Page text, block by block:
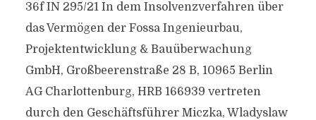
36f IN 295/21 In dem Insolvenzverfahren über
das Vermögen der Fossa Ingenieurbau,
Projektentwicklung & Bauüberwachung
GmbH, Großbeerenstraße 28 B, 10965 Berlin
AG Charlottenburg, HRB 166939 vertreten
durch den Geschäftsführer Miczka, Wladyslaw